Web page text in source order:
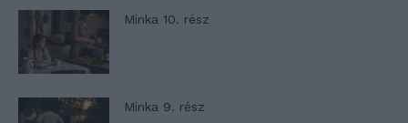
Minka 10. rész
Minka 9. rész